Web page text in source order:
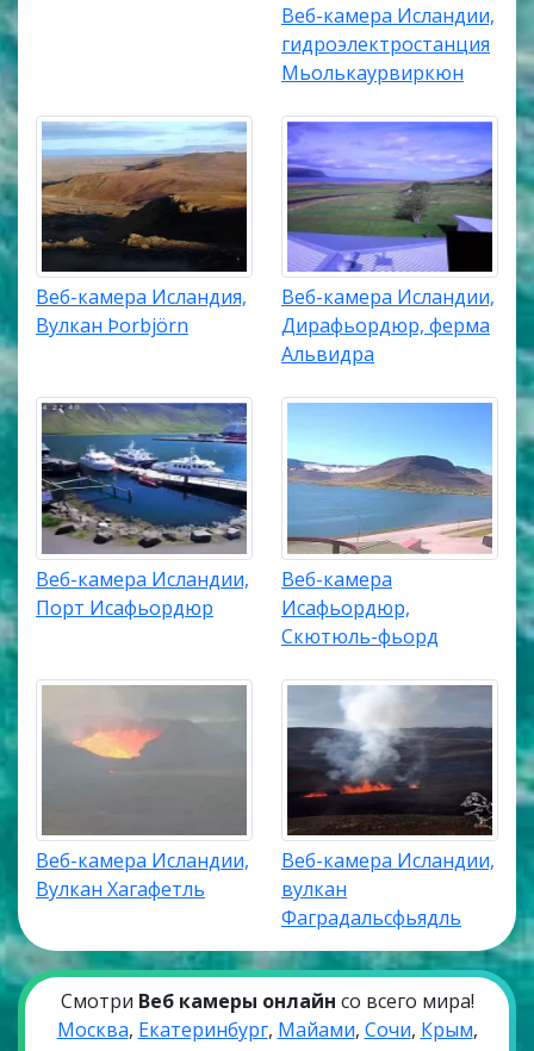
Веб-камера Исландии,
гидроэлектростанция
Мьолькаурвиркюн
Веб-камера Исландия,
Вулкан Þorbjörn
Веб-камера Исландии,
Дирафьордюр, ферма
Альвидра
Веб-камера Исландии,
Порт Исафьордюр
Веб-камера
Исафьордюр,
Скютюль-фьорд
Веб-камера Исландии,
Вулкан Хагафетль
Веб-камера Исландии,
вулкан
Фаградальсфьядль
Смотри Веб камеры онлайн со всего мира!
Москва, Екатеринбург, Майами, Сочи, Крым,